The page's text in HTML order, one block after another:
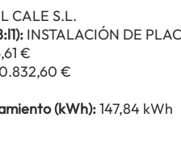
CALE S.L.
INSTALACIÓN DE
€
€
(kWh):147,84 kWh